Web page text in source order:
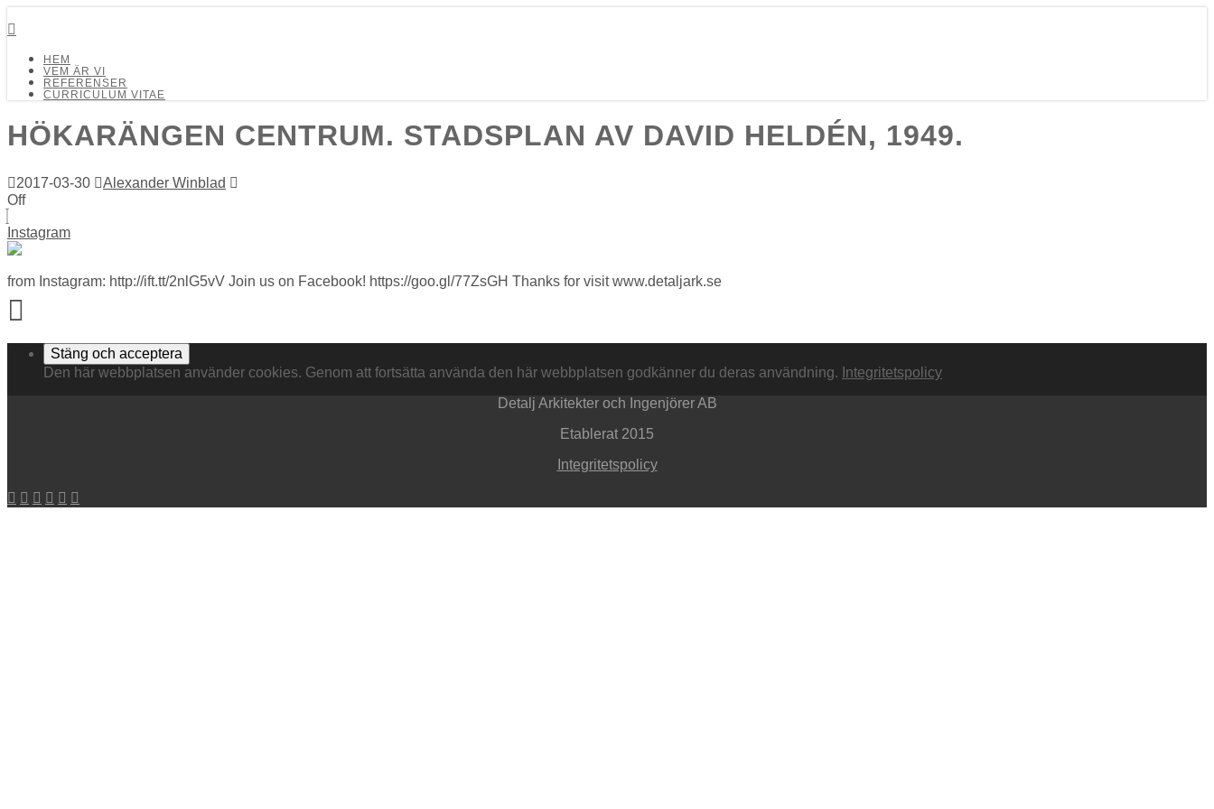
HEM
VEM ÄR VI
REFERENSER
CURRICULUM VITAE
HÖKARÄNGEN CENTRUM. STADSPLAN AV DAVID HELDÉN, 1949.
2017-03-30
Alexander Winblad
Off
Instagram
from Instagram: http://ift.tt/2nlG5vV Join us on Facebook! https://goo.gl/77ZsGH Thanks for visit www.detaljark.se
Den här webbplatsen använder cookies. Genom att fortsätta använda den här webbplatsen godkänner du deras användning. Integritetspolicy
Detalj Arkitekter och Ingenjörer AB
Etablerat 2015
Integritetspolicy